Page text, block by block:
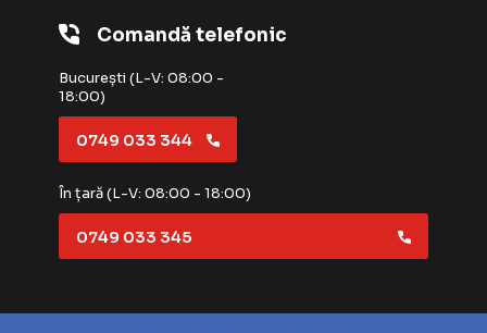
Comandă telefonic
București (L-V: 08:00 -
18:00)
0749 033 344
În țară (L-V: 08:00 - 18:00)
0749 033 345